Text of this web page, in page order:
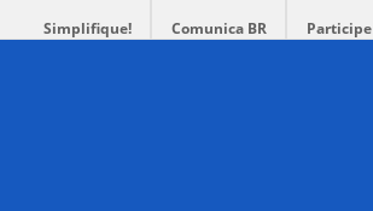
Simplifique! Comunica BR Participe